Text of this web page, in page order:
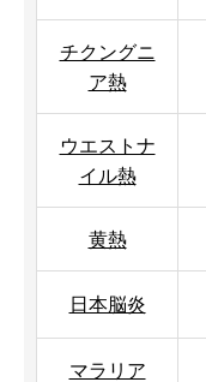
チクングニ
ア熱
ウエストナ
イル熱
黄熱
日本脳炎
マラリア